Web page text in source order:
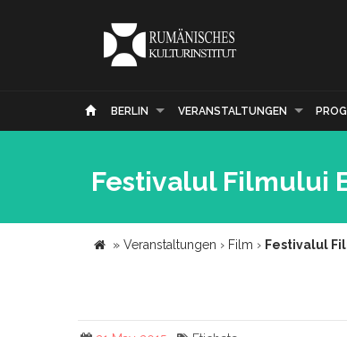
BERLIN VERANSTALTUNGEN
Festivalul Filmului
» Veranstaltungen › Film › Festivalul